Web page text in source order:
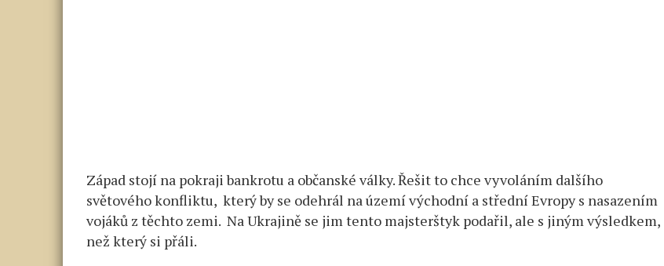
Západ stojí na pokraji bankrotu a občanské války. Řešit to chce vyvoláním dalšího
světového konfliktu, který by se odehrál na území východní a střední Evropy s nasazením
vojáků z těchto zemi. Na Ukrajině se jim tento majsterštyk podařil, ale s jiným výsledkem,
než který si přáli.